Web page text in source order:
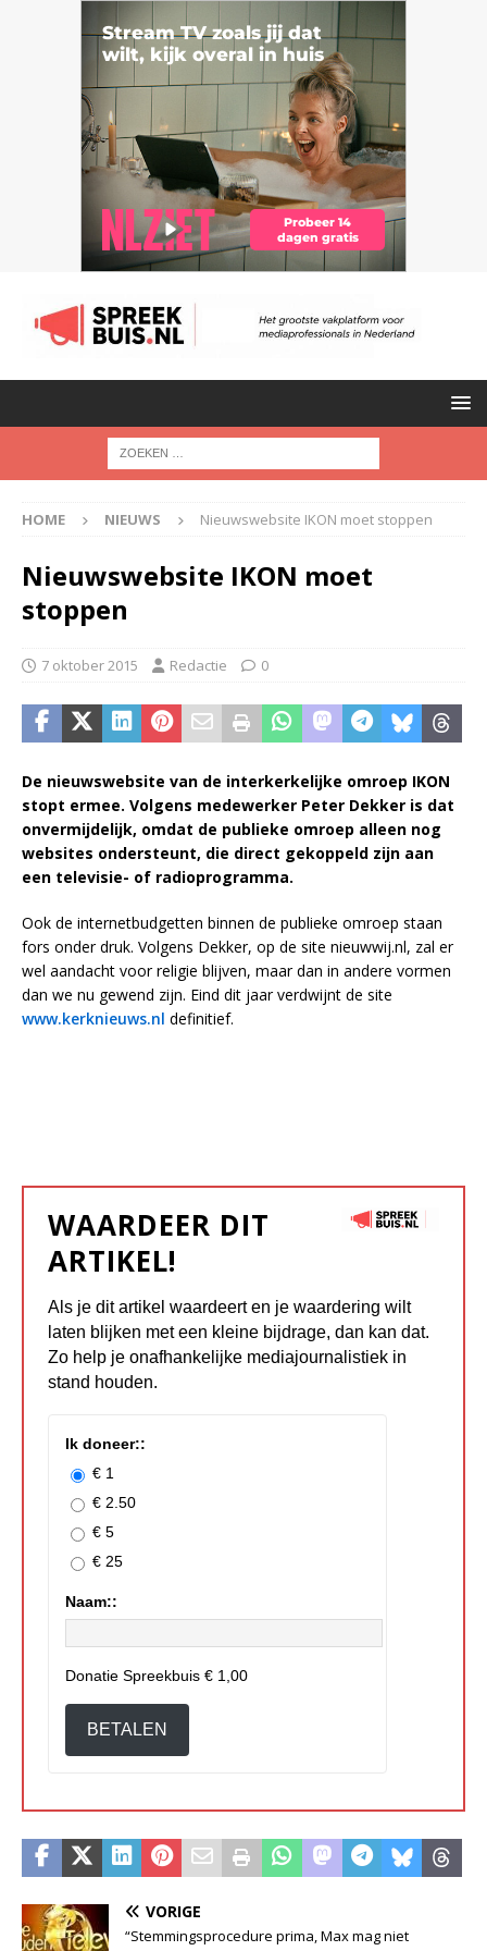
HOME NIEUWS Nieuwswebsite IKON moet stoppen
Nieuwswebsite IKON moet
stoppen
7 oktober 2015 Redactie 0
De nieuwswebsite van de interkerkelijke omroep IKON
stopt ermee. Volgens medewerker Peter Dekker is dat
onvermijdelijk, omdat de publieke omroep alleen nog
websites ondersteunt, die direct gekoppeld zijn aan
een televisie- of radioprogramma.
Ook de internetbudgetten binnen de publieke omroep staan
fors onder druk. Volgens Dekker, op de site nieuwwij.nl, zal er
wel aandacht voor religie blijven, maar dan in andere vormen
dan we nu gewend zijn. Eind dit jaar verdwijnt de site
www.kerknieuws.nl definitief.
WAARDEER DIT
ARTIKEL!
Als je dit artikel waardeert en je waardering wilt
laten blijken met een kleine bijdrage, dan kan dat.
Zo help je onafhankelijke mediajournalistiek in
stand houden.
Ik doneer::
€ 1
€ 2.50
€ 5
€ 25
Naam::
Donatie Spreekbuis € 1,00
BETALEN
VORIGE
“Stemmingsprocedure prima, Max mag niet